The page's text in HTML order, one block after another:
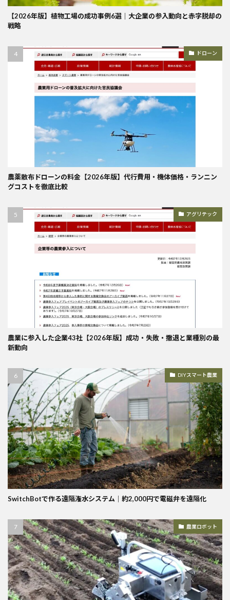
【2026年版】植物工場の成功事例6選｜大企業の参入動向と赤字脱却の
戦略
ドローン
農薬散布ドローンの料金【2026年版】代行費用・機体価格・ランニン
グコストを徹底比較
アグリテック
農業に参入した企業43社【2026年版】成功・失敗・撤退と業種別の最
新動向
DIYスマート農業
SwitchBotで作る遠隔潅水システム｜約2,000円で電磁弁を遠隔化
農業ロボット